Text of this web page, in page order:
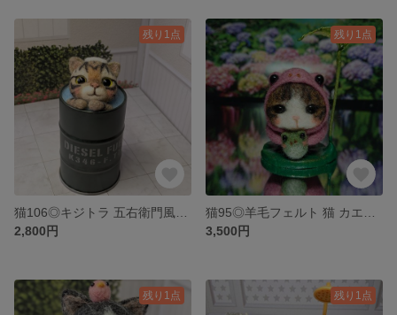
残り1点
2,800円
残り1点
3,500円
残り1点 残り1点